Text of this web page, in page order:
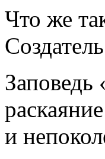
Что же
Заповедь
и